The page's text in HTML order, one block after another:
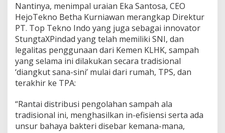
Nantinya, menimpal uraian Eka Santosa, CEO
HejoTekno Betha Kurniawan merangkap Direktur
PT. Top Tekno Indo yang juga sebagai innovator
StungtaXPindad yang telah memiliki SNI, dan
legalitas penggunaan dari Kemen KLHK, sampah
yang selama ini dilakukan secara tradisional
‘diangkut sana-sini’ mulai dari rumah, TPS, dan
terakhir ke TPA:
“Rantai distribusi pengolahan sampah ala
tradisional ini, menghasilkan in-efisiensi serta ada
unsur bahaya bakteri disebar kemana-mana,